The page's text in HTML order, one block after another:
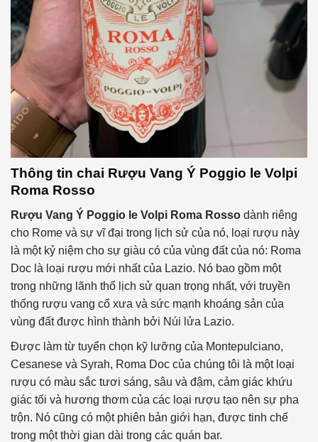
Thông tin chai Rượu Vang Ý Poggio le Volpi
Roma Rosso
Rượu Vang Ý Poggio le Volpi Roma Rosso dành riêng
cho Rome và sự vĩ đại trong lịch sử của nó, loại rượu này
là một kỷ niệm cho sự giàu có của vùng đất của nó: Roma
Doc là loại rượu mới nhất của Lazio. Nó bao gồm một
trong những lãnh thổ lịch sử quan trọng nhất, với truyền
thống rượu vang cổ xưa và sức mạnh khoáng sản của
vùng đất được hình thành bởi Núi lửa Lazio.
Được làm từ tuyển chọn kỹ lưỡng của Montepulciano,
Cesanese và Syrah, Roma Doc của chúng tôi là một loại
rượu có màu sắc tươi sáng, sâu và đậm, cảm giác khứu
giác tối và hương thơm của các loại rượu tạo nên sự pha
trộn. Nó cũng có một phiên bản giới hạn, được tinh chế
trong một thời gian dài trong các quán bar.